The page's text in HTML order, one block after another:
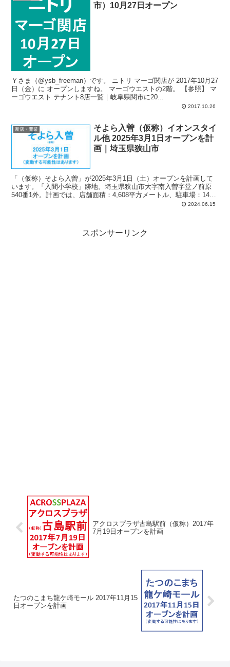
市）10月27日オープン
Ｙさま（@ysb_freeman）です。 ニトリ マーゴ関店が 2017年10月27
日（金）に オープンしますね。 マーゴウエストの2階。 【参照】 マ
ーゴウエスト テナント8店一覧｜岐阜県関市に20...
2017.10.26
新店・開業
そよら入曽（仮称）イオンスタイ
ル他 2025年3月1日オープンを計
画｜埼玉県狭山市
「（仮称）そよら入曽」が2025年3月1日（土）オープンを計画して
います。「入間小学校」跡地。埼玉県狭山市大字南入曽字堂ノ前原
540番1外。計画では、店舗面積：4,608平方メートル、駐車場：149
2024.06.15
スポンサーリンク
アクロスプラザ古島駅前（仮称）2017年
7月19日オープンを計画
たつのこまち龍ケ崎モール 2017年11月15
日オープンを計画